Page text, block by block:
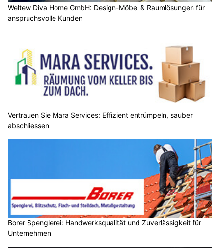
Weltew Diva Home GmbH: Design-Möbel & Raumlösungen für
anspruchsvolle Kunden
Vertrauen Sie Mara Services: Effizient entrümpeln, sauber
abschliessen
Borer Spenglerei: Handwerksqualität und Zuverlässigkeit für
Unternehmen